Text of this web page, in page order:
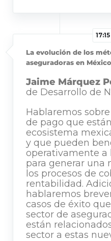
La evolución de los
aseguradoras en
Jaime Márquez
de Desarrollo de
Hablaremos
de pago que
ecosistema
y que pueden
operativamente a
para generar una
los procesos de
rentabilidad.
hablaremos
casos de éxito
sector de
están
sector a estas